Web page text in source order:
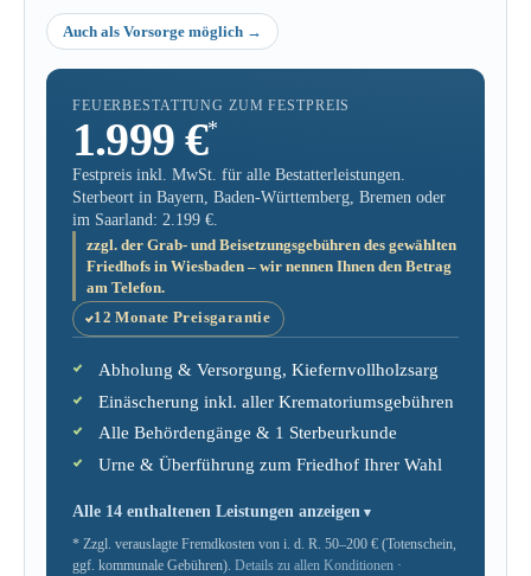
Auch als Vorsorge möglich
FEUERBESTATTUNG ZUM FESTPREIS
1.999 €*
Festpreis inkl. MwSt. für alle Bestatterleistungen.
Sterbeort in Bayern, Baden-Württemberg, Bremen oder
im Saarland: 2.199 €.
zzgl. der Grab- und Beisetzungsgebühren des gewählten
Friedhofs in Wiesbaden – wir nennen Ihnen den Betrag
am Telefon.
12 Monate Preisgarantie
Abholung & Versorgung, Kiefernvollholzsarg
Einäscherung inkl. aller Krematoriumsgebühren
Alle Behördengänge & 1 Sterbeurkunde
Urne & Überführung zum Friedhof Ihrer Wahl
Alle 14 enthaltenen Leistungen anzeigen
* Zzgl. verauslagte Fremdkosten von i. d. R. 50–200 € (Totenschein,
ggf. kommunale Gebühren). Details zu allen Konditionen ·